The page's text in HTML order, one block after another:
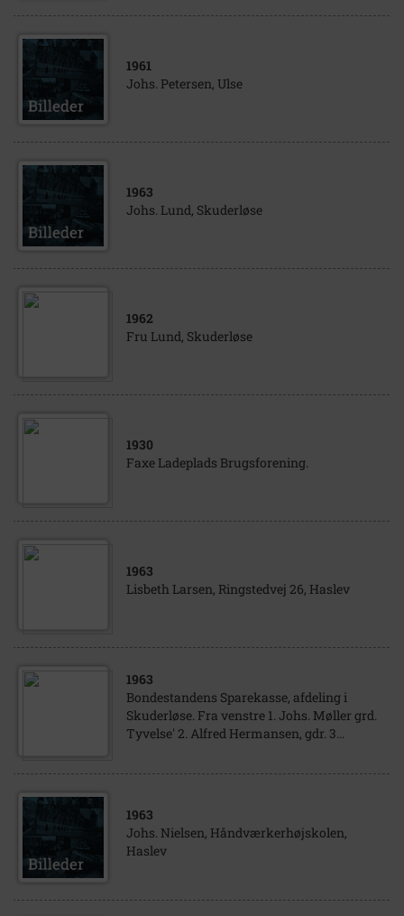
1961
Johs. Petersen, Ulse
1963
Johs. Lund, Skuderløse
1962
Fru Lund, Skuderløse
1930
Faxe Ladeplads Brugsforening.
1963
Lisbeth Larsen, Ringstedvej 26, Haslev
1963
Bondestandens Sparekasse, afdeling i
Skuderløse. Fra venstre 1. Johs. Møller grd.
Tyvelse' 2. Alfred Hermansen, gdr. 3...
1963
Johs. Nielsen, Håndværkerhøjskolen,
Haslev